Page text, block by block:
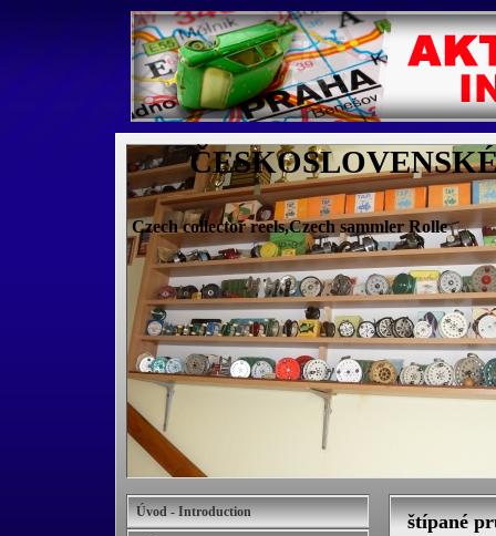
Czech collector reels,Czech sammler Rolle
štípané
Úvod - Introduction